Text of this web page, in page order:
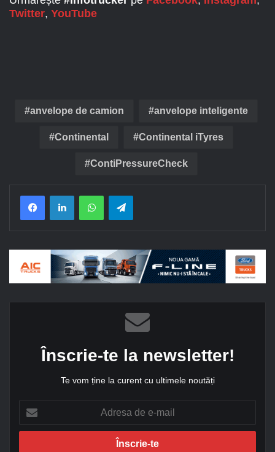
Twitter, YouTube
anvelope de camion anvelope inteligente
Continental Continental iTyres
ContiPressureCheck
Înscrie-te la newsletter!
Te vom ține la curent cu ultimele noutăți
r